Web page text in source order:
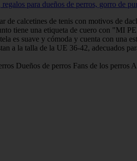
para dueños de perros, gorro de
calcetines de tenis con motivos de
tiene una etiqueta de cuero con "MI
suave y cómoda y cuenta con una
la talla de la UE 36-42, adecuados
Dueños de perros Fans de los perros